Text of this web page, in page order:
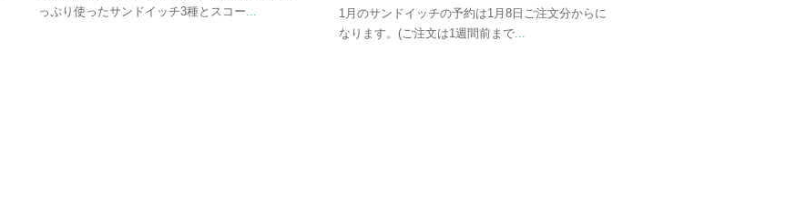
っぷり使ったサンドイッチ3種とスコー...
1月のサンドイッチの予約は1月8日ご注文分からに
なります。(ご注文は1週間前まで...